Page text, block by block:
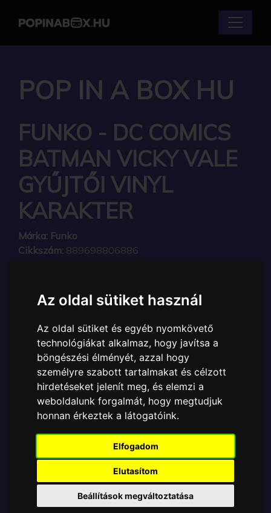
Az oldal sütiket használ
Az oldal sütiket és egyéb nyomkövető
technológiákat alkalmaz, hogy javítsa a
böngészési élményét, azzal hogy
személyre szabott tartalmakat és célzott
hirdetéseket jelenít meg, és elemzi a
weboldalunk forgalmát, hogy megtudjuk
honnan érkeztek a látogatóink.
Elfogadom
Elutasítom
Beállítások megváltoztatása
POP IN A BOX HU
FUNKO - DC COMICS
BATMAN VICKY VALE
GYŰJTŐI VINYL
KARAKTER
Márka: Funko
Cikkszám: 889698806886
A Funko POP - DC Comics egyik népszerű terméke a
karakter, amely ablakos csomagolásban azaz - POP
In a Box - várja új gazdáját.
TOVÁBB A VÁSÁRLÁSRA
Tetszik? Osszd meg másokkal!